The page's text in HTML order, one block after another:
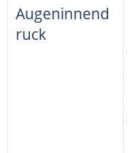
Augeninnend
ruck